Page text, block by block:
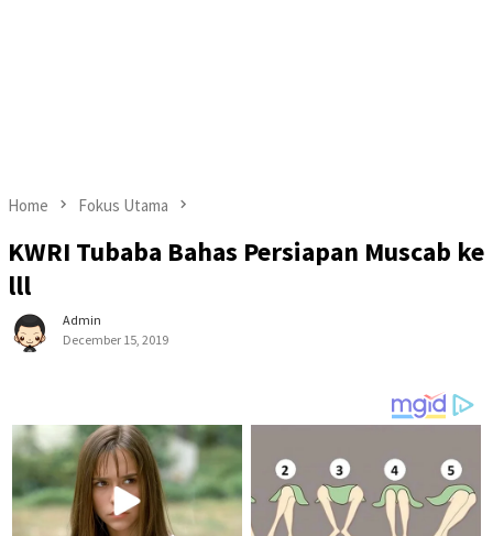
Home Fokus Utama
KWRI Tubaba Bahas Persiapan Muscab ke
lll
Admin
December 15, 2019